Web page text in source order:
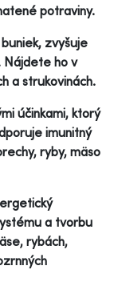
potraviny.
zvyšuje
Nájdete ho v
a strukovinách.
účinkami, ktorý
imunitný
ryby, mäso
a tvorbu
rybách,